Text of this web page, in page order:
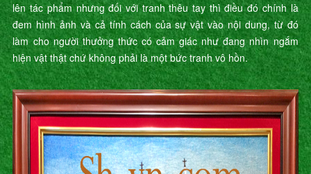
lên tác phẩm nhưng đối với tranh thêu tay thì điều đó chính là
đem hình ảnh và cả tính cách của sự vật vào nội dung, từ đó
làm cho người thưởng thức có cảm giác như đang nhìn ngắm
hiện vật thật chứ không phải là một bức tranh vô hồn.